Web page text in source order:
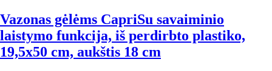
Vazonas gėlėms CapriSu savaiminio
laistymo funkcija, iš perdirbto plastiko,
19,5x50 cm, aukštis 18 cm